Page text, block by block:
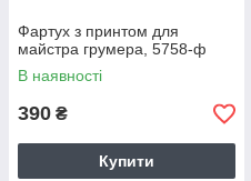
Фартух з принтом для
майстра грумера, 5758-ф
В наявності
390 ₴
Купити